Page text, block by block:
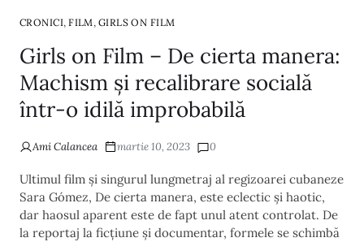
CRONICI,FILM, GIRLS ON FILM
Girls on Film – De cierta manera:
Machism și recalibrare socială
într-o idilă improbabilă
Ami Calancea martie 10, 2023 0
Ultimul film și singurul lungmetraj al regizoarei cubaneze
Sara Gómez, De cierta manera, este eclectic și haotic,
dar haosul aparent este de fapt unul atent controlat. De
la reportaj la ficțiune și documentar, formele se schimbă